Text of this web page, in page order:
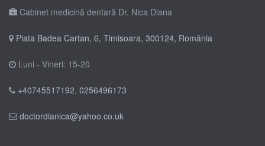
Cabinet medicină dentară Dr. Nica Diana
Piata Badea Cartan, 6, Timisoara, 300124, România
Luni - Vineri: 15-20
+40745517192, 0256496173
doctordianica@yahoo.co.uk